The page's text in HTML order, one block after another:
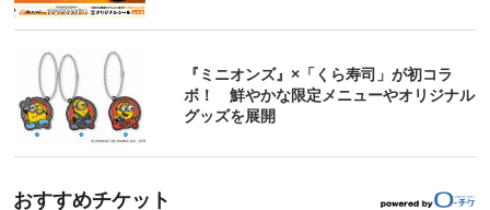
『ミニオンズ』×「くら寿司」が初コラ
ボ！ 鮮やかな限定メニューやオリジナル
グッズを展開
おすすめチケット